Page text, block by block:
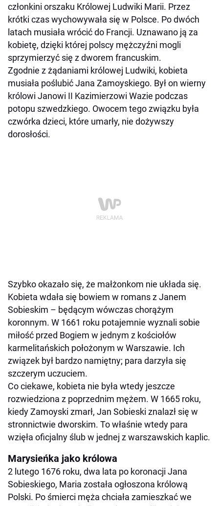
członkini orszaku Królowej Ludwiki Marii. Przez
krótki czas wychowywała się w Polsce. Po dwóch
latach musiała wrócić do Francji. Uznawano ją za
kobietę, dzięki której polscy mężczyźni mogli
sprzymierzyć się z dworem francuskim.
Zgodnie z żądaniami królowej Ludwiki, kobieta
musiała poślubić Jana Zamoyskiego. Był on wierny
królowi Janowi II Kazimierzowi Wazie podczas
potopu szwedzkiego. Owocem tego związku była
czwórka dzieci, które umarły, nie dożywszy
dorosłości.
Szybko okazało się, że małżonkom nie układa się.
Kobieta wdała się bowiem w romans z Janem
Sobieskim – będącym wówczas chorążym
koronnym. W 1661 roku potajemnie wyznali sobie
miłość przed Bogiem w jednym z kościołów
karmelitańskich położonym w Warszawie. Ich
związek był bardzo namiętny; para darzyła się
szczerym uczuciem.
Co ciekawe, kobieta nie była wtedy jeszcze
rozwiedziona z poprzednim mężem. W 1665 roku,
kiedy Zamoyski zmarł, Jan Sobieski znalazł się w
stronnictwie dworskim. To właśnie wtedy para
wzięła oficjalny ślub w jednej z warszawskich kaplic.
Marysieńka jako królowa
2 lutego 1676 roku, dwa lata po koronacji Jana
Sobieskiego, Maria została ogłoszona królową
Polski. Po śmierci męża chciała zamieszkać we